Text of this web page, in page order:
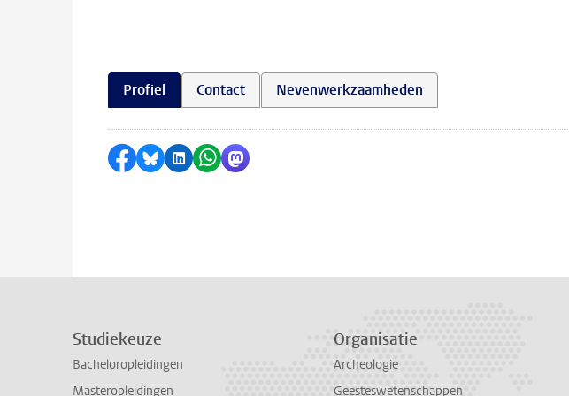
Profiel Contact Nevenwerkzaamheden
Delen op Facebook
Delen via Bluesky
Delen op LinkedIn
Delen via WhatsApp
Delen via Mastodon
Studiekeuze
Bacheloropleidingen
Masteropleidingen
Organisatie
Archeologie
Geesteswetenschappen